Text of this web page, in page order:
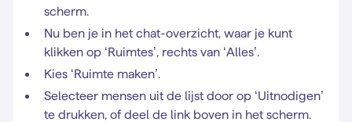
scherm.
Nu ben je in het chat-overzicht, waar je kunt
klikken op ‘Ruimtes’, rechts van ‘Alles’.
Kies ‘Ruimte maken’.
Selecteer mensen uit de lijst door op ‘Uitnodigen’
te drukken, of deel de link boven in het scherm.